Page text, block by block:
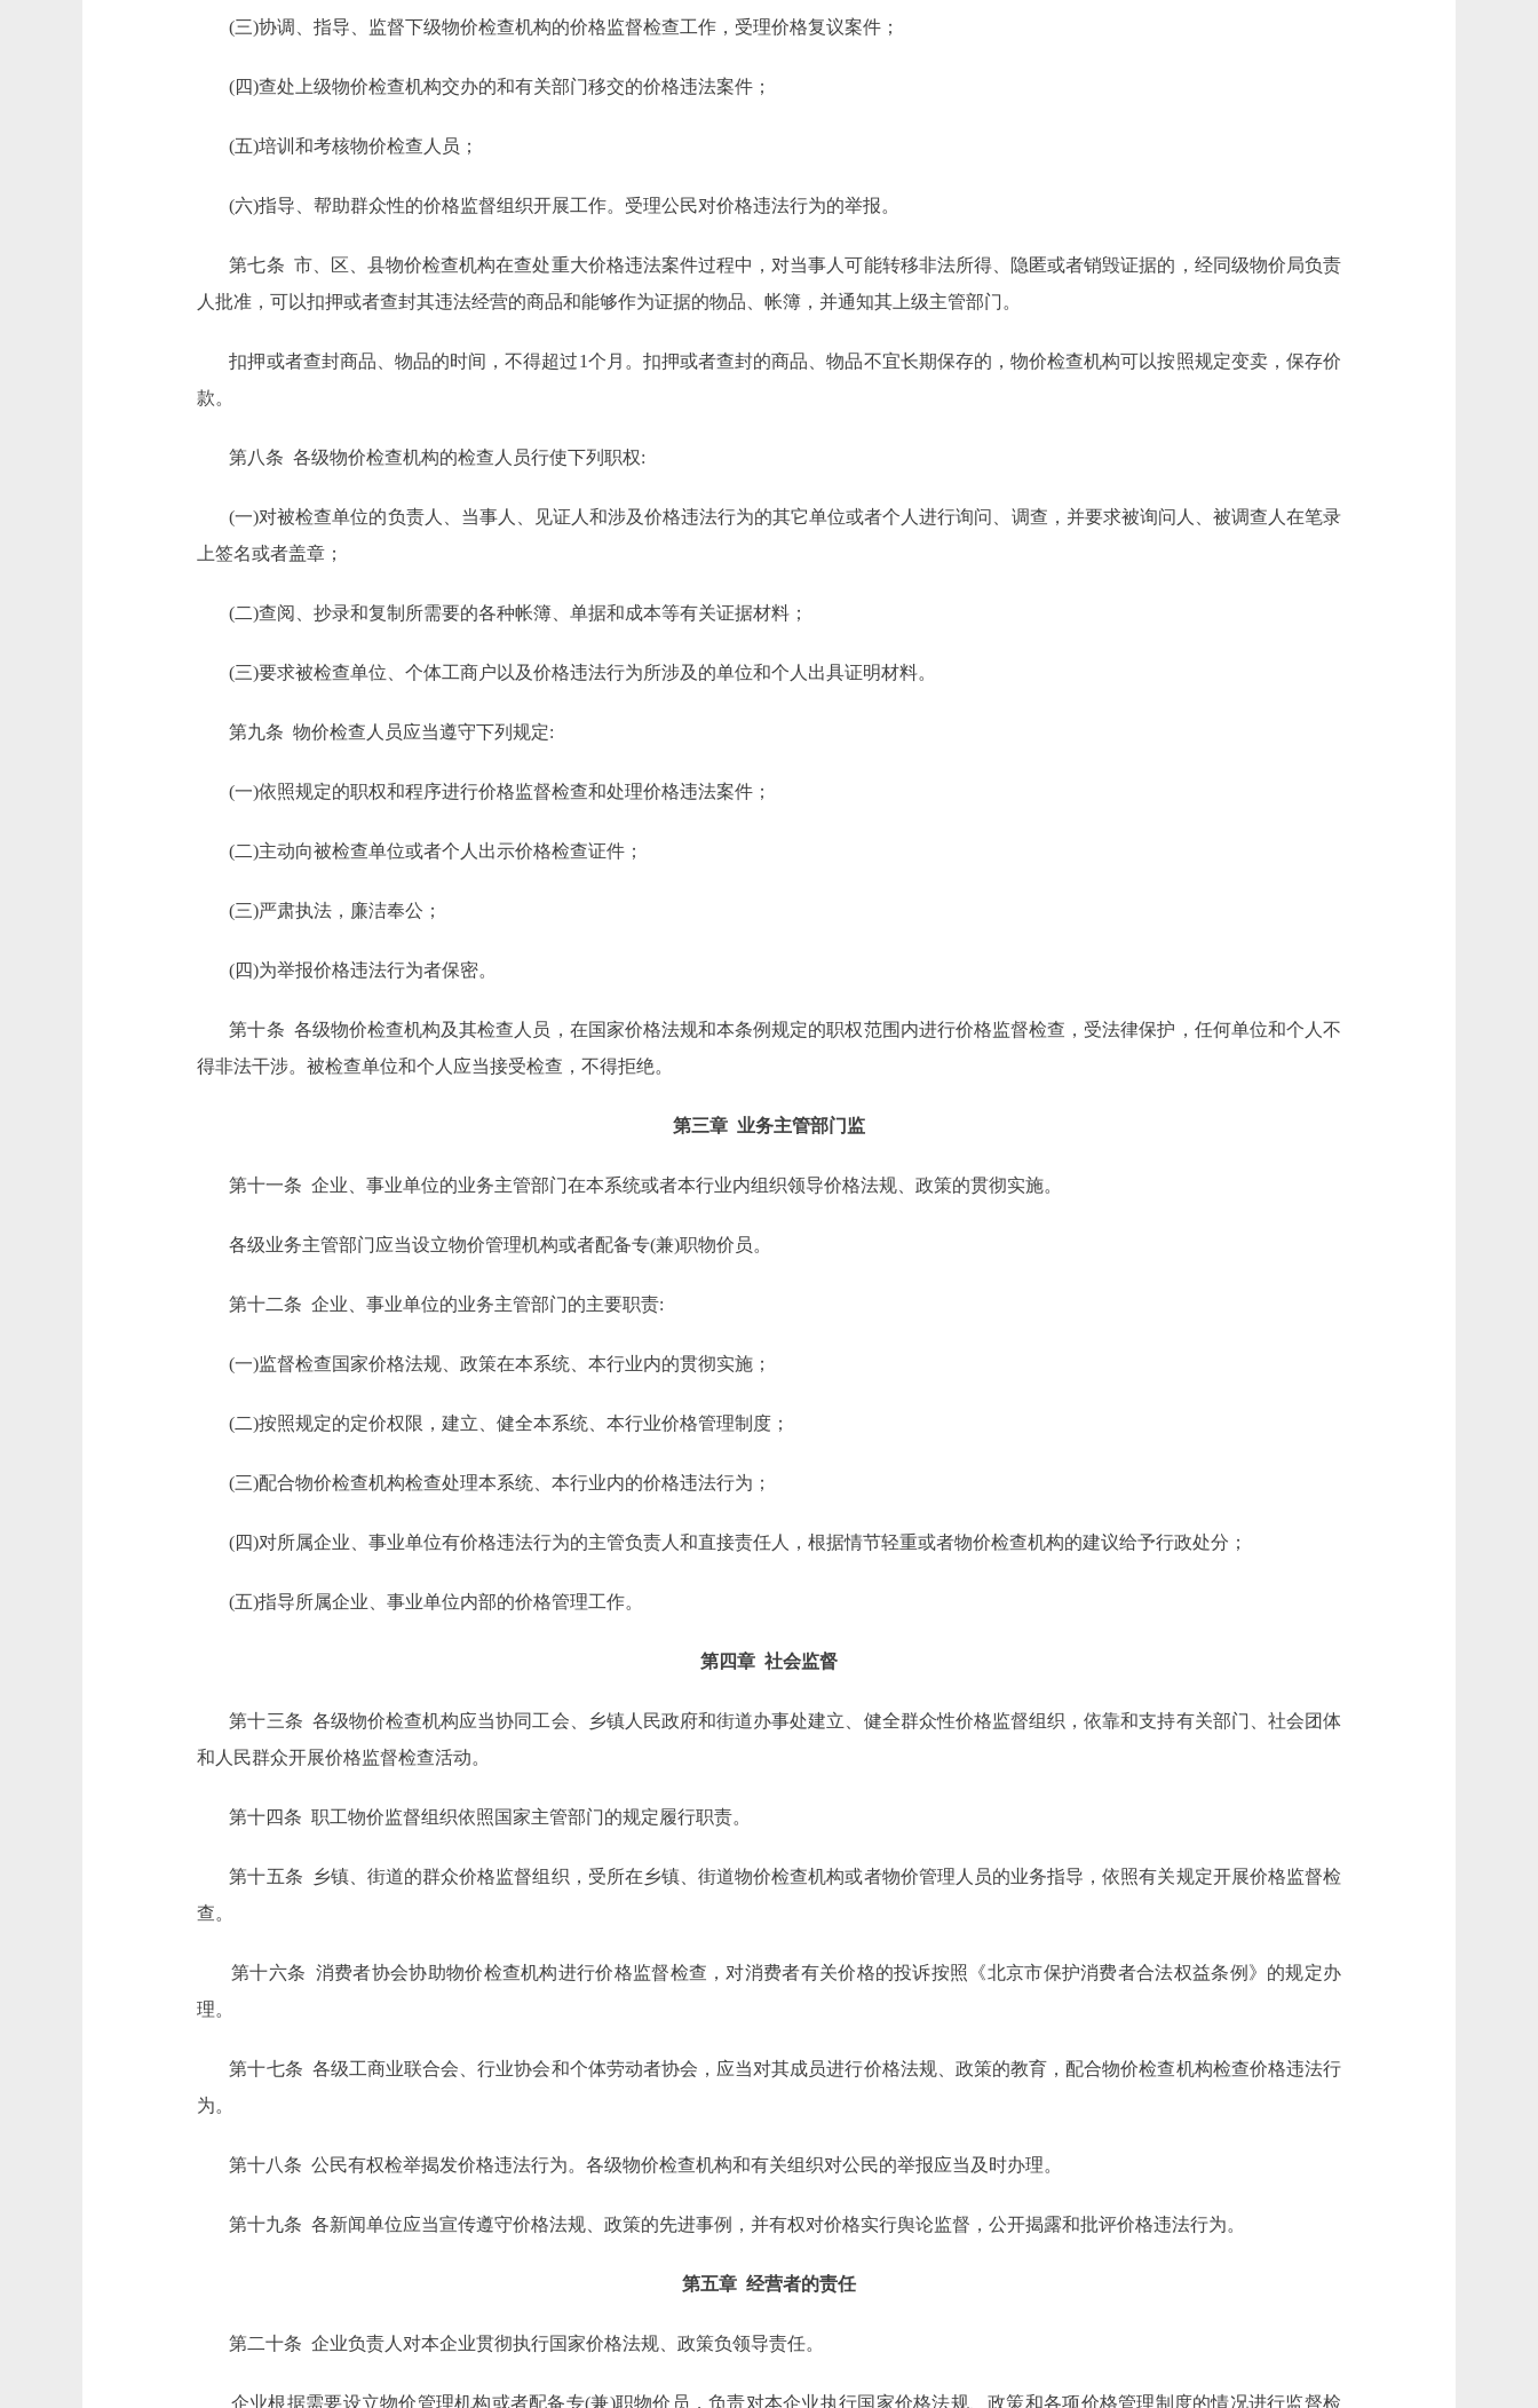
(三)协调、指导、监督下级物价检查机构的价格监督检查工作，受理价格复议案件；
(四)查处上级物价检查机构交办的和有关部门移交的价格违法案件；
(五)培训和考核物价检查人员；
(六)指导、帮助群众性的价格监督组织开展工作。受理公民对价格违法行为的举报。
第七条 市、区、县物价检查机构在查处重大价格违法案件过程中，对当事人可能转移非法所得、隐匿或者销毁证据的，经同级物价局负责
人批准，可以扣押或者查封其违法经营的商品和能够作为证据的物品、帐簿，并通知其上级主管部门。
扣押或者查封商品、物品的时间，不得超过1个月。扣押或者查封的商品、物品不宜长期保存的，物价检查机构可以按照规定变卖，保存价
款。
第八条 各级物价检查机构的检查人员行使下列职权:
(一)对被检查单位的负责人、当事人、见证人和涉及价格违法行为的其它单位或者个人进行询问、调查，并要求被询问人、被调查人在笔录
上签名或者盖章；
(二)查阅、抄录和复制所需要的各种帐簿、单据和成本等有关证据材料；
(三)要求被检查单位、个体工商户以及价格违法行为所涉及的单位和个人出具证明材料。
第九条 物价检查人员应当遵守下列规定:
(一)依照规定的职权和程序进行价格监督检查和处理价格违法案件；
(二)主动向被检查单位或者个人出示价格检查证件；
(三)严肃执法，廉洁奉公；
(四)为举报价格违法行为者保密。
第十条 各级物价检查机构及其检查人员，在国家价格法规和本条例规定的职权范围内进行价格监督检查，受法律保护，任何单位和个人不
得非法干涉。被检查单位和个人应当接受检查，不得拒绝。
第三章 业务主管部门监
第十一条 企业、事业单位的业务主管部门在本系统或者本行业内组织领导价格法规、政策的贯彻实施。
各级业务主管部门应当设立物价管理机构或者配备专(兼)职物价员。
第十二条 企业、事业单位的业务主管部门的主要职责:
(一)监督检查国家价格法规、政策在本系统、本行业内的贯彻实施；
(二)按照规定的定价权限，建立、健全本系统、本行业价格管理制度；
(三)配合物价检查机构检查处理本系统、本行业内的价格违法行为；
(四)对所属企业、事业单位有价格违法行为的主管负责人和直接责任人，根据情节轻重或者物价检查机构的建议给予行政处分；
(五)指导所属企业、事业单位内部的价格管理工作。
第四章 社会监督
第十三条 各级物价检查机构应当协同工会、乡镇人民政府和街道办事处建立、健全群众性价格监督组织，依靠和支持有关部门、社会团体
和人民群众开展价格监督检查活动。
第十四条 职工物价监督组织依照国家主管部门的规定履行职责。
第十五条 乡镇、街道的群众价格监督组织，受所在乡镇、街道物价检查机构或者物价管理人员的业务指导，依照有关规定开展价格监督检
查。
第十六条 消费者协会协助物价检查机构进行价格监督检查，对消费者有关价格的投诉按照《北京市保护消费者合法权益条例》的规定办
理。
第十七条 各级工商业联合会、行业协会和个体劳动者协会，应当对其成员进行价格法规、政策的教育，配合物价检查机构检查价格违法行
为。
第十八条 公民有权检举揭发价格违法行为。各级物价检查机构和有关组织对公民的举报应当及时办理。
第十九条 各新闻单位应当宣传遵守价格法规、政策的先进事例，并有权对价格实行舆论监督，公开揭露和批评价格违法行为。
第五章 经营者的责任
第二十条 企业负责人对本企业贯彻执行国家价格法规、政策负领导责任。
企业根据需要设立物价管理机构或者配备专(兼)职物价员，负责对本企业执行国家价格法规、政策和各项价格管理制度的情况进行监督检